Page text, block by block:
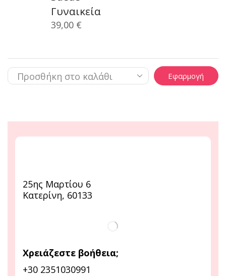
Γυναικεία
39,00 €
Εφαρμογή
25ης Μαρτίου 6
Κατερίνη, 60133
Χρειάζεστε βοήθεια;
+30 2351030991